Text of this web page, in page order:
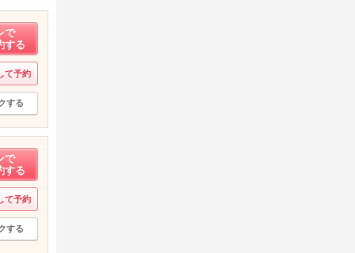
で
する
て予約
する
で
する
て予約
する